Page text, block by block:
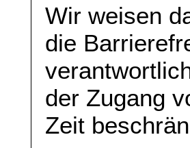
Wir weisen
die
der Zugang
Zeit